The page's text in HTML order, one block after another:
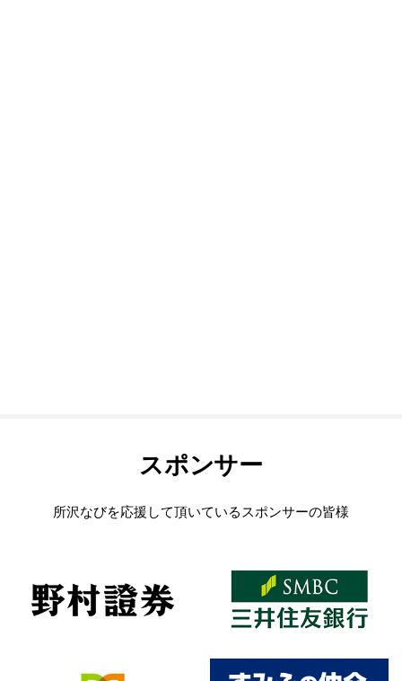
スポンサー
所沢なびを応援して頂いているスポンサーの皆様